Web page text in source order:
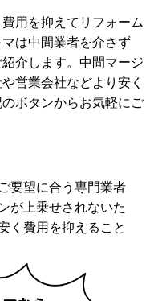
用を抑えてリフォーム
は中間業者を介さず
介します。中間マージ
営業会社などより安く
ボタンからお気軽にご
要望に合う専門業者
が上乗せされないた
く費用を抑えること